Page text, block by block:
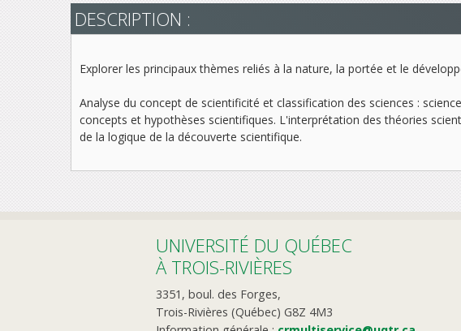
DESCRIPTION :
Explorer les principaux thèmes reliés à la nature, la portée et le
Analyse du concept de scientificité et classification des sciences :
concepts et hypothèses scientifiques. L'interprétation des théories
de la logique de la découverte scientifique.
UNIVERSITÉ DU QUÉBEC
À TROIS-RIVIÈRES
3351, boul. des Forges,
Trois-Rivières (Québec) G8Z 4M3